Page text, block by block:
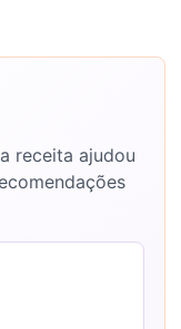
receita ajudou